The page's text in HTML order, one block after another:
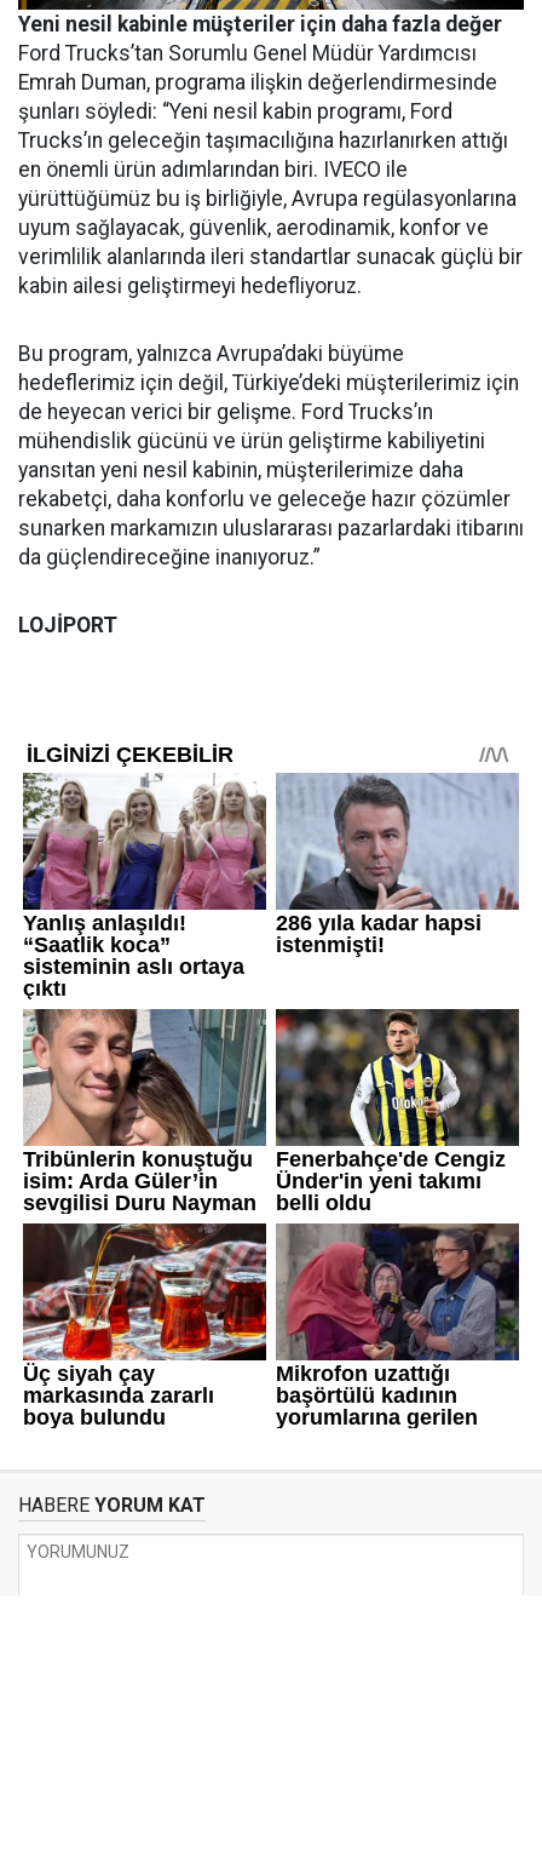
Yeni nesil kabinle müşteriler için daha fazla değer
Ford Trucks’tan Sorumlu Genel Müdür Yardımcısı
Emrah Duman, programa ilişkin değerlendirmesinde
şunları söyledi: “Yeni nesil kabin programı, Ford
Trucks’ın geleceğin taşımacılığına hazırlanırken attığı
en önemli ürün adımlarından biri. IVECO ile
yürüttüğümüz bu iş birliğiyle, Avrupa regülasyonlarına
uyum sağlayacak, güvenlik, aerodinamik, konfor ve
verimlilik alanlarında ileri standartlar sunacak güçlü bir
kabin ailesi geliştirmeyi hedefliyoruz.
Bu program, yalnızca Avrupa’daki büyüme
hedeflerimiz için değil, Türkiye’deki müşterilerimiz için
de heyecan verici bir gelişme. Ford Trucks’ın
mühendislik gücünü ve ürün geliştirme kabiliyetini
yansıtan yeni nesil kabinin, müşterilerimize daha
rekabetçi, daha konforlu ve geleceğe hazır çözümler
sunarken markamızın uluslararası pazarlardaki itibarını
da güçlendireceğine inanıyoruz.”
LOJİPORT
HABERE YORUM KAT